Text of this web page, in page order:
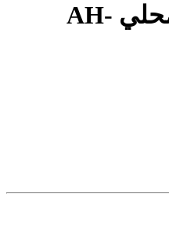
1.5ح بارد انفرتر محلي AH-